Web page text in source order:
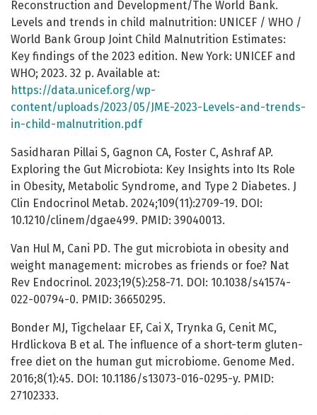
Reconstruction and Development/The World Bank.
Levels and trends in child malnutrition: UNICEF / WHO /
World Bank Group Joint Child Malnutrition Estimates:
Key findings of the 2023 edition. New York: UNICEF and
WHO; 2023. 32 p. Available at:
https://data.unicef.org/wp-
content/uploads/2023/05/JME-2023-Levels-and-trends-
in-child-malnutrition.pdf
Sasidharan Pillai S, Gagnon CA, Foster C, Ashraf AP.
Exploring the Gut Microbiota: Key Insights into Its Role
in Obesity, Metabolic Syndrome, and Type 2 Diabetes. J
Clin Endocrinol Metab. 2024;109(11):2709-19. DOI:
10.1210/clinem/dgae499. PMID: 39040013.
Van Hul M, Cani PD. The gut microbiota in obesity and
weight management: microbes as friends or foe? Nat
Rev Endocrinol. 2023;19(5):258-71. DOI: 10.1038/s41574-
022-00794-0. PMID: 36650295.
Bonder MJ, Tigchelaar EF, Cai X, Trynka G, Cenit MC,
Hrdlickova B et al. The influence of a short-term gluten-
free diet on the human gut microbiome. Genome Med.
2016;8(1):45. DOI: 10.1186/s13073-016-0295-y. PMID:
27102333.